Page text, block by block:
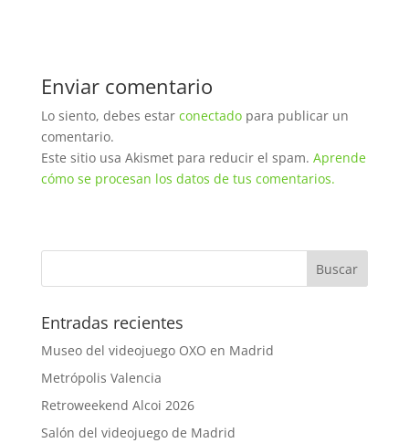
Enviar comentario
Lo siento, debes estar conectadopara publicar un
comentario.
Este sitio usa Akismet para reducir el spam. Aprende
cómo se procesan los datos de tus comentarios.
Entradas recientes
Museo del videojuego OXO en Madrid
Metrópolis Valencia
Retroweekend Alcoi 2026
Salón del videojuego de Madrid